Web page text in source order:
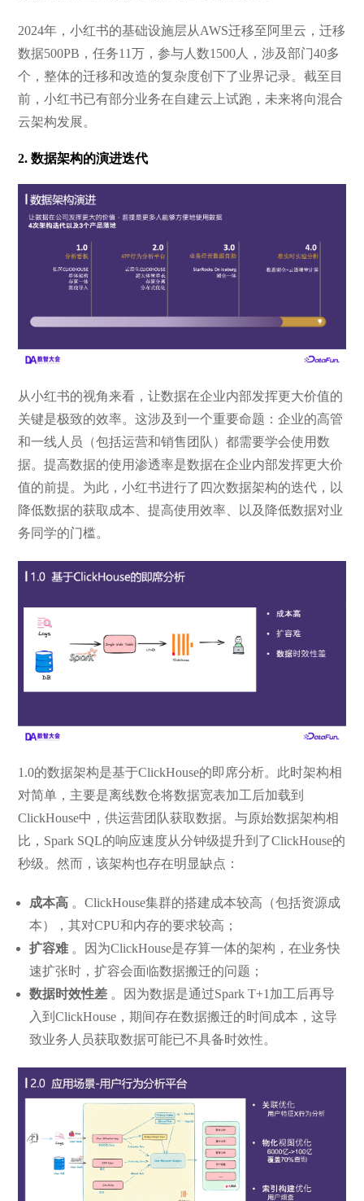
2024年，小红书的基础设施层从AWS迁移至阿里云，迁移
数据500PB，任务11万，参与人数1500人，涉及部门40多
个，整体的迁移和改造的复杂度创下了业界记录。截至目
前，小红书已有部分业务在自建云上试跑，未来将向混合
云架构发展。
2. 数据架构的演进迭代
从小红书的视角来看，让数据在企业内部发挥更大价值的
关键是极致的效率。这涉及到一个重要命题：企业的高管
和一线人员（包括运营和销售团队）都需要学会使用数
据。提高数据的使用渗透率是数据在企业内部发挥更大价
值的前提。为此，小红书进行了四次数据架构的迭代，以
降低数据的获取成本、提高使用效率、以及降低数据对业
务同学的门槛。
1.0的数据架构是基于ClickHouse的即席分析。此时架构相
对简单，主要是离线数仓将数据宽表加工后加载到
ClickHouse中，供运营团队获取数据。与原始数据架构相
比，Spark SQL的响应速度从分钟级提升到了ClickHouse的
秒级。然而，该架构也存在明显缺点：
成本高 。ClickHouse集群的搭建成本较高（包括资源成
本），其对CPU和内存的要求较高；
扩容难 。因为ClickHouse是存算一体的架构，在业务快
速扩张时，扩容会面临数据搬迁的问题；
数据时效性差 。因为数据是通过Spark T+1加工后再导
入到ClickHouse，期间存在数据搬迁的时间成本，这导
致业务人员获取数据可能已不具备时效性。